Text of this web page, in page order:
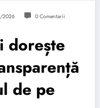
2026 0 Comentarii
dorește
de pe